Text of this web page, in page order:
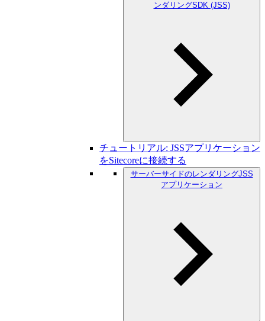
ンダリングSDK (JSS)
チュートリアル: JSSアプリケーション
をSitecoreに接続する
サーバーサイドのレンダリングJSS
アプリケーション